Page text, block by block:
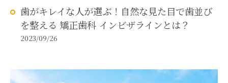
歯がキレイな人が選ぶ！自然な見た目で歯並び
を整える 矯正歯科 インビザラインとは？
2023/09/26